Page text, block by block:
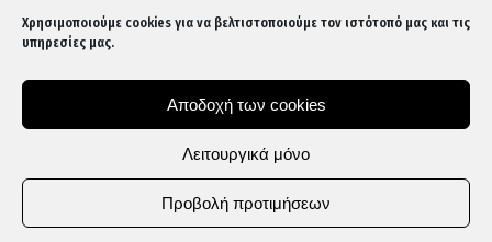
Χρησιμοποιούμε cookies για να βελτιστοποιούμε τον ιστότοπό μας και τις
υπηρεσίες μας.
Αποδοχή των cookies
Λειτουργικά μόνο
Προβολή προτιμήσεων
Επικοινωνία:info@culpanews.gr
Διαφήμιση:
ads@culpanews.gr